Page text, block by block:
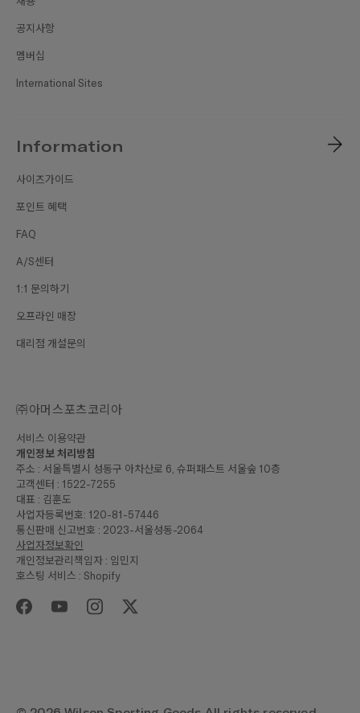
공지사항
멤버십
International Sites
Information
사이즈가이드
포인트 혜택
FAQ
A/S센터
1:1 문의하기
오프라인 매장
대리점 개설문의
㈜아머스포츠코리아
서비스 이용약관
개인정보 처리방침
주소 : 서울특별시 성동구 아차산로 6, 슈퍼패스트 서울숲 10층
고객센터 : 1522-7255
대표 : 김훈도
사업자등록번호: 120-81-57446
통신판매 신고번호 : 2023-서울성동-2064
사업자정보확인
개인정보관리책임자 : 임민지
호스팅 서비스 : Shopify